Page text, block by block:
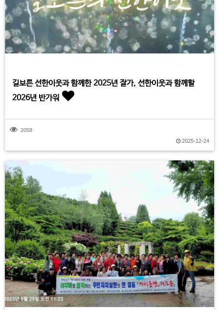
길보른 선한이웃과 함께한 2025년 잘가, 선한이웃과 함께할
2026년 반가워
2058
2025-12-24